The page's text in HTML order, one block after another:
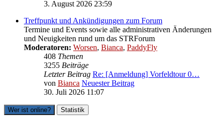
3. August 2026 23:59
Treffpunkt und Ankündigungen zum Forum
Termine und Events sowie alle administrativen Änderungen
und Neuigkeiten rund um das STRForum
Moderatoren: Worsen, Bianca, PaddyFly
408 Themen
3255 Beiträge
Letzter Beitrag Re: [Anmeldung] Vorfeldtour 0…
von Bianca Neuester Beitrag
30. Juli 2026 11:07
Wer ist online? Statistik